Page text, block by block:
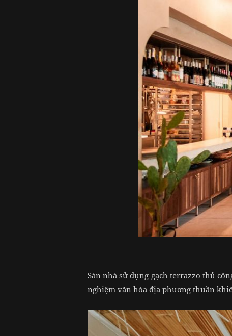
Sàn nhà sử dụng gạch terrazzo thủ
nghiệm văn hóa địa phương thuần